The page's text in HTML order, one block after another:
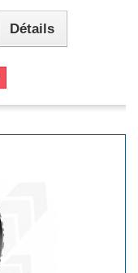
Détails